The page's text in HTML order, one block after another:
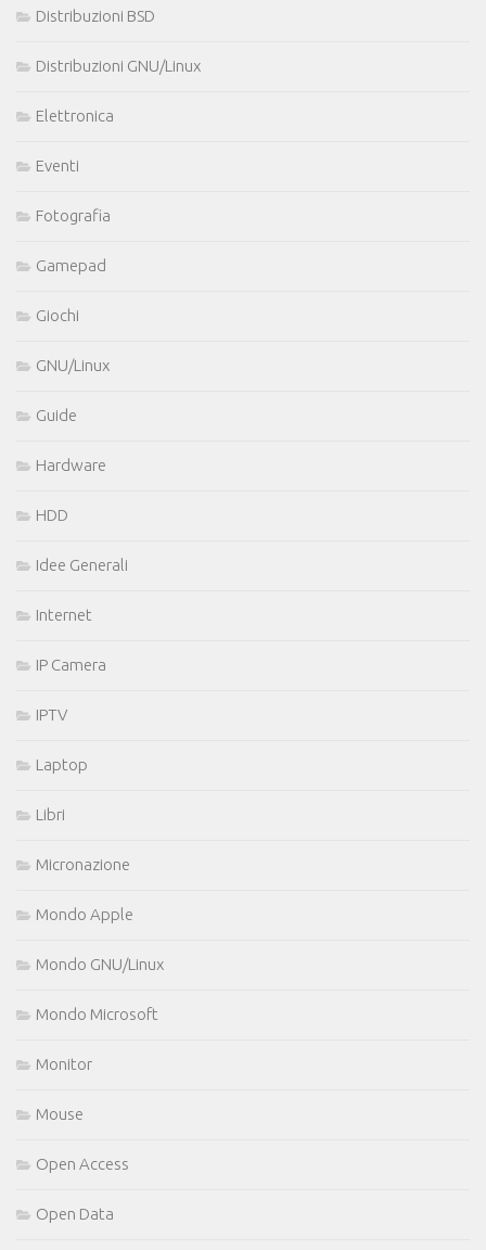
Distribuzioni BSD
Distribuzioni GNU/Linux
Elettronica
Eventi
Fotografia
Gamepad
Giochi
GNU/Linux
Guide
Hardware
HDD
Idee Generali
Internet
IP Camera
IPTV
Laptop
Libri
Micronazione
Mondo Apple
Mondo GNU/Linux
Mondo Microsoft
Monitor
Mouse
Open Access
Open Data